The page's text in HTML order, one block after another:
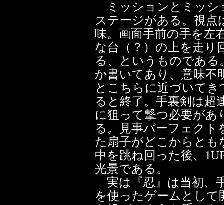
ミッションとミッシ
ステージがある。視点
味。画面手前の手を左
な台（？）の上を走り
る、というものである
か書いてあり、意味不
とこちらに近づいて
ると終了。手裏剣は超
に狙って撃つ必要があ
る。見事パーフェクト
た扇子がどこからとも
中を跳ね回った後、
光景である。
実は『忍』は当初、
を使ったゲームとし